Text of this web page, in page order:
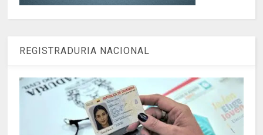
REGISTRADURIA NACIONAL